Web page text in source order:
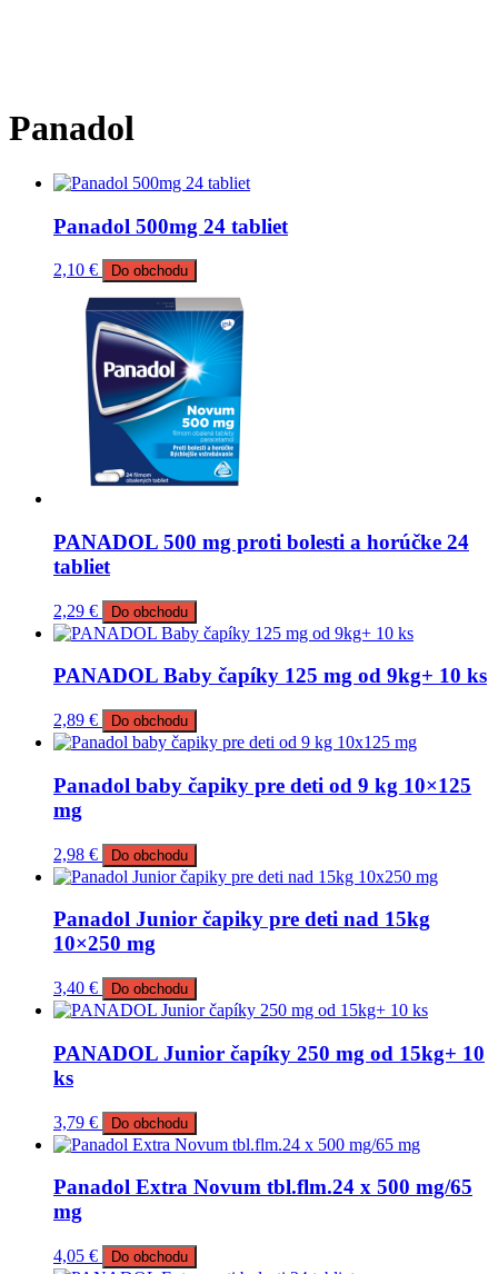
Panadol
Panadol 500mg 24 tabliet
2,10 € Do obchodu
PANADOL 500 mg proti bolesti a horúčke 24
tabliet
2,29 € Do obchodu
PANADOL Baby čapíky 125 mg od 9kg+ 10 ks
2,89 € Do obchodu
Panadol baby čapiky pre deti od 9 kg 10×125
mg
2,98 € Do obchodu
Panadol Junior čapiky pre deti nad 15kg
10×250 mg
3,40 € Do obchodu
PANADOL Junior čapíky 250 mg od 15kg+ 10
ks
3,79 € Do obchodu
Panadol Extra Novum tbl.flm.24 x 500 mg/65
mg
4,05 € Do obchodu